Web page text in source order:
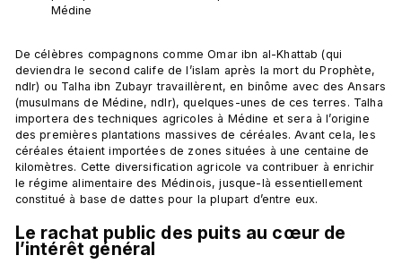
Médine
De célèbres compagnons comme Omar ibn al-Khattab (qui
deviendra le second calife de l’islam après la mort du Prophète,
ndlr) ou Talha ibn Zubayr travaillèrent, en binôme avec des Ansars
(musulmans de Médine, ndlr), quelques-unes de ces terres. Talha
importera des techniques agricoles à Médine et sera à l’origine
des premières plantations massives de céréales. Avant cela, les
céréales étaient importées de zones situées à une centaine de
kilomètres. Cette diversification agricole va contribuer à enrichir
le régime alimentaire des Médinois, jusque-là essentiellement
Le rachat public des puits au cœur de
l’intérêt général